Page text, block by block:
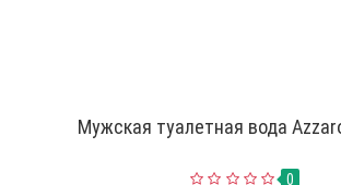
Мужская туалетная вода
0